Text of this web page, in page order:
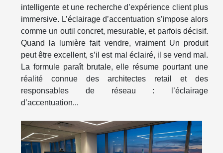
intelligente et une recherche d’expérience client plus
immersive. L’éclairage d’accentuation s’impose alors
comme un outil concret, mesurable, et parfois décisif.
Quand la lumière fait vendre, vraiment Un produit
peut être excellent, s’il est mal éclairé, il se vend mal.
La formule paraît brutale, elle résume pourtant une
réalité connue des architectes retail et des
responsables de réseau : l’éclairage
d’accentuation...